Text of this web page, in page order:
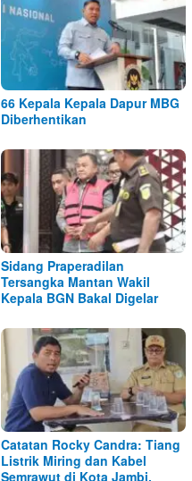
66 Kepala Kepala Dapur MBG
Diberhentikan
Sidang Praperadilan
Tersangka Mantan Wakil
Kepala BGN Bakal Digelar
Catatan Rocky Candra: Tiang
Listrik Miring dan Kabel
Semrawut di Kota Jambi,